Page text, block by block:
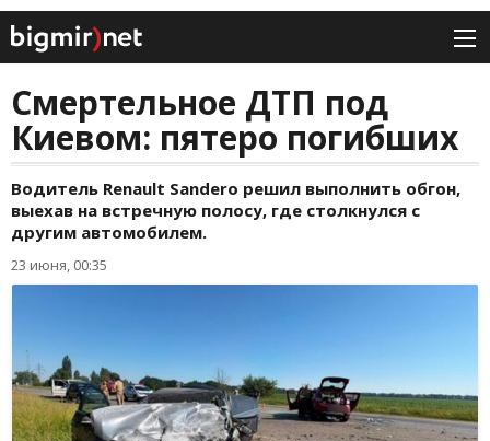
Смертельное ДТП под
Киевом: пятеро погибших
Водитель Renault Sandero решил выполнить обгон,
выехав на встречную полосу, где столкнулся с
другим автомобилем.
23 июня, 00:35